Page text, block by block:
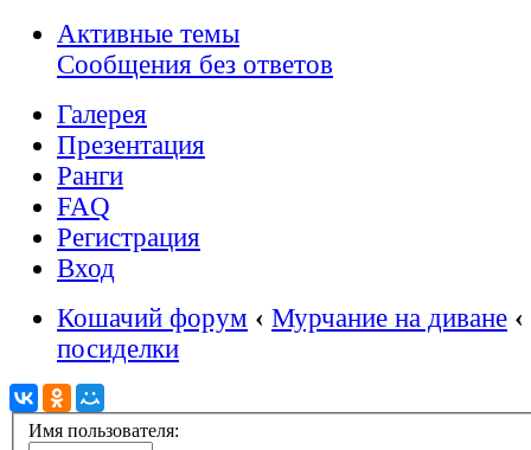
Активные темы
Сообщения без ответов
Галерея
Презентация
Ранги
FAQ
Регистрация
Вход
Кошачий форум ‹ Мурчание на диване ‹
посиделки
Имя пользователя: